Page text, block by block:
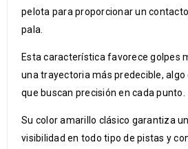
pelota para proporcionar un
pala.
Esta característica favorece golpes
una trayectoria más predecible, algo
que buscan precisión en cada punto.
Su color amarillo clásico garantiza
visibilidad en todo tipo de pistas y